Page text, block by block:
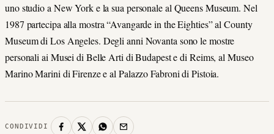
uno studio a New York e la sua personale al Queens Museum. Nel
1987 partecipa alla mostra “Avangarde in the Eighties” al County
Museum di Los Angeles. Degli anni Novanta sono le mostre
personali ai Musei di Belle Arti di Budapest e di Reims, al Museo
Marino Marini di Firenze e al Palazzo Fabroni di Pistoia.
CONDIVIDI